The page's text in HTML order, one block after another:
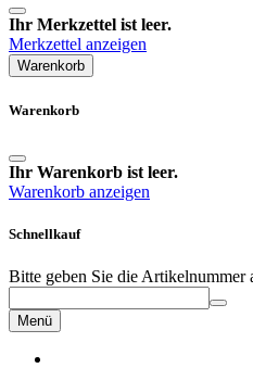
Ihr Merkzettel ist leer.
Merkzettel anzeigen
Warenkorb
Warenkorb
Ihr Warenkorb ist leer.
Warenkorb anzeigen
Schnellkauf
Bitte geben Sie die Artikelnummer
Menü